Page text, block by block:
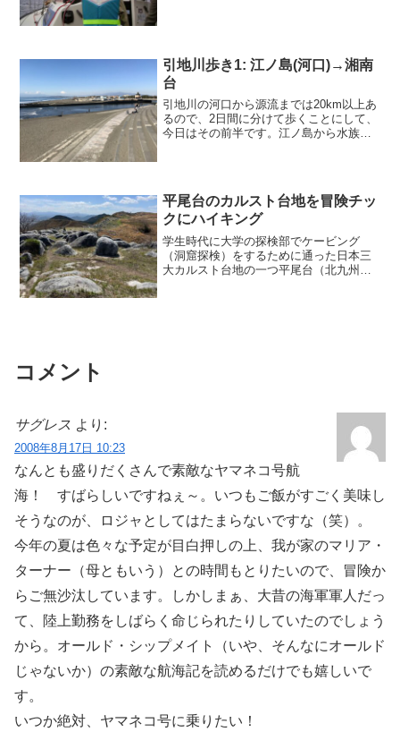
引地川歩き1: 江ノ島(河口)→湘南
台
引地川の河口から源流までは20km以上あ
るので、2日間に分けて歩くことにして、
今日はその前半です。江ノ島から水族館
び、とても湘南らし...
平尾台のカルスト台地を冒険チッ
クにハイキング
学生時代に大学の探検部でケービング
（洞窟探検）をするために通った日本三
大カルスト台地の一つ平尾台（北九州
コメント
サグレス より:
2008年8月17日 10:23
なんとも盛りだくさんで素敵なヤマネコ号航
海！ すばらしいですねぇ～。いつもご飯がすごく美味し
そうなのが、ロジャとしてはたまらないですな（笑）。
今年の夏は色々な予定が目白押しの上、我が家のマリア・
ターナー（母ともいう）との時間もとりたいので、冒険か
らご無沙汰しています。しかしまぁ、大昔の海軍軍人だっ
て、陸上勤務をしばらく命じられたりしていたのでしょう
から。オールド・シップメイト（いや、そんなにオールド
じゃないか）の素敵な航海記を読めるだけでも嬉しいで
す。
いつか絶対、ヤマネコ号に乗りたい！